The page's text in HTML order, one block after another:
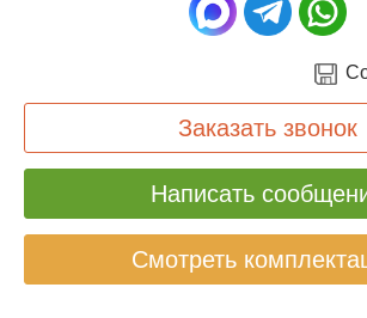
Заказать звонок
Написать
Смотреть